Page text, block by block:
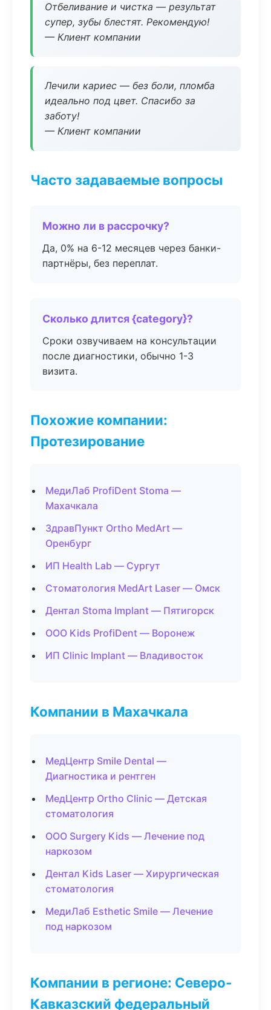
Отбеливание и чистка — результат
супер, зубы блестят. Рекомендую!
— Клиент компании
Лечили кариес — без боли, пломба
идеально под цвет. Спасибо за
заботу!
— Клиент компании
Часто задаваемые вопросы
Можно ли в рассрочку?
Да, 0% на 6-12 месяцев через банки-
партнёры, без переплат.
Сколько длится {category}?
Сроки озвучиваем на консультации
после диагностики, обычно 1-3
визита.
Похожие компании:
Протезирование
МедиЛаб ProfiDent Stoma —
Махачкала
ЗдравПункт Ortho MedArt —
Оренбург
ИП Health Lab — Сургут
Стоматология MedArt Laser — Омск
Дентал Stoma Implant — Пятигорск
ООО Kids ProfiDent — Воронеж
ИП Clinic Implant — Владивосток
Компании в Махачкала
МедЦентр Smile Dental —
Диагностика и рентген
МедЦентр Ortho Clinic — Детская
стоматология
ООО Surgery Kids — Лечение под
наркозом
Дентал Kids Laser — Хирургическая
стоматология
МедиЛаб Esthetic Smile — Лечение
под наркозом
Компании в регионе: Северо-
Кавказский федеральный